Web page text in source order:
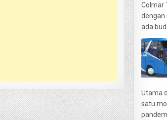
Colmar
dengan
ada
Utama
satu